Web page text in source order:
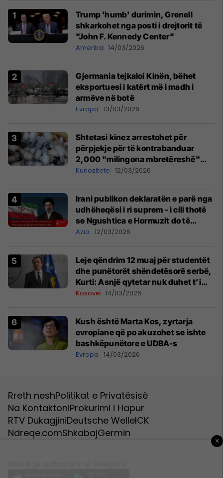
Trump 'humb' durimin, Grenell
shkarkohet nga posti i drejtorit të
"John F. Kennedy Center"
Amerika 14/03/2026
Gjermania tejkaloi Kinën, bëhet
eksportuesi i katërt më i madh i
armëve në botë
Evropa 13/03/2026
Shtetasi kinez arrestohet për
përpjekje për të kontrabanduar
2,000 "milingona mbretëreshë"
nga Kenia
Kuriozitete 12/03/2026
Irani publikon deklaratën e parë nga
udhëheqësi i ri suprem - i cili thotë
se Ngushtica e Hormuzit do të
mbetet e mbyllur
Azia 12/03/2026
Leje qëndrim 12 muaj për studentët
dhe punëtorët shëndetësorë serbë,
Kurti: Asnjë qytetar nuk duhet t’i
druhet Ligjit për të huajt
Kosovë 14/03/2026
Kush është Marta Kos, zyrtarja
evropiane që po akuzohet se ishte
bashkëpunëtore e UDBA-s
Evropa 14/03/2026
Rreth neshPolitikat e Privatësisë
Na KontaktoniProkurimi i Hapur
RTV DukagjiniDeutsche WelleICK
Ndreqe.comShkabajGermin
×